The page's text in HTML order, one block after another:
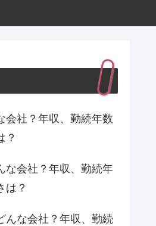
会社？年収、勤続年数
？
な会社？年収、勤続年
は？
んな会社？年収、勤続